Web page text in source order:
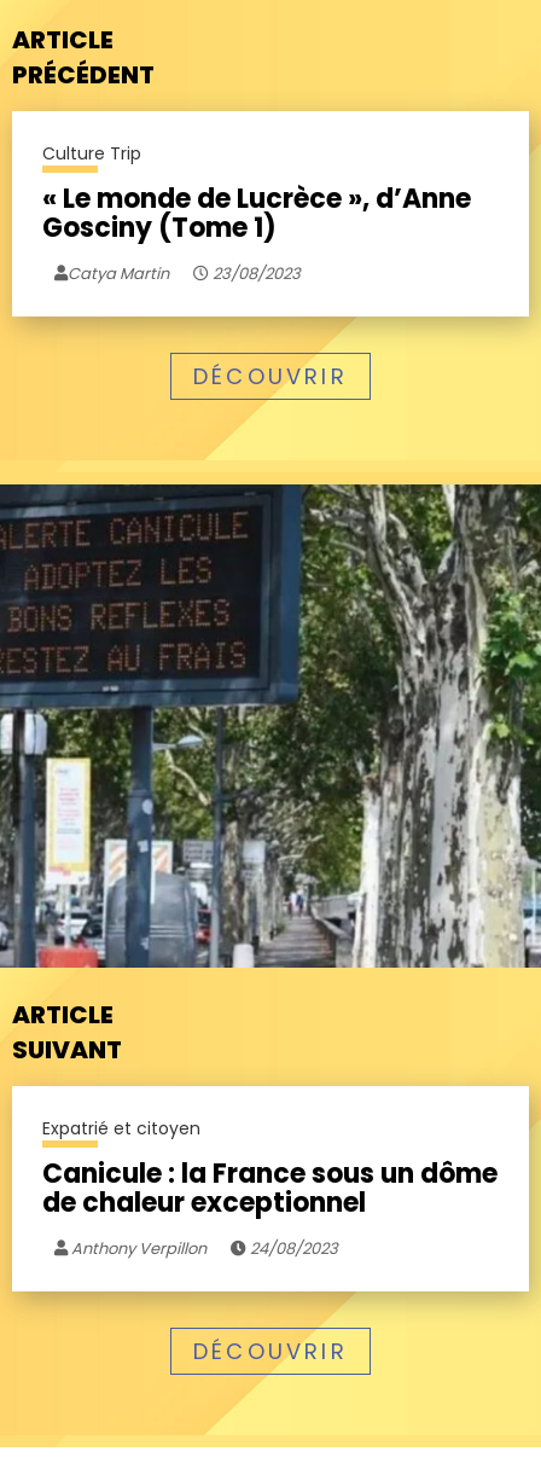
ARTICLE
PRÉCÉDENT
Culture Trip
« Le monde de Lucrèce », d’Anne
Gosciny (Tome 1)
Catya Martin 23/08/2023
DÉCOUVRIR
ARTICLE
SUIVANT
Expatrié et citoyen
Canicule : la France sous un dôme
de chaleur exceptionnel
Anthony Verpillon 24/08/2023
DÉCOUVRIR